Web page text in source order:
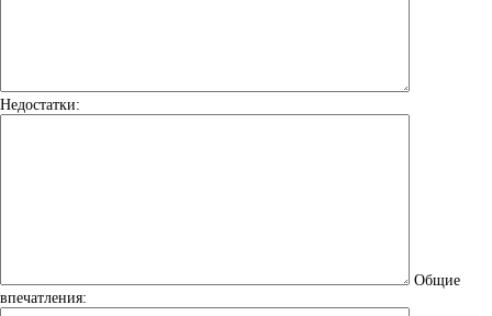
Недостатки:
Общие
впечатления: